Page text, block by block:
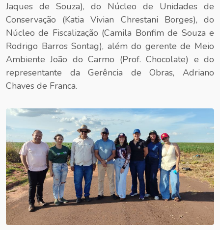
Jaques de Souza), do Núcleo de Unidades de
Conservação (Katia Vivian Chrestani Borges), do
Núcleo de Fiscalização (Camila Bonfim de Souza e
Rodrigo Barros Sontag), além do gerente de Meio
Ambiente João do Carmo (Prof. Chocolate) e do
representante da Gerência de Obras, Adriano
Chaves de Franca.